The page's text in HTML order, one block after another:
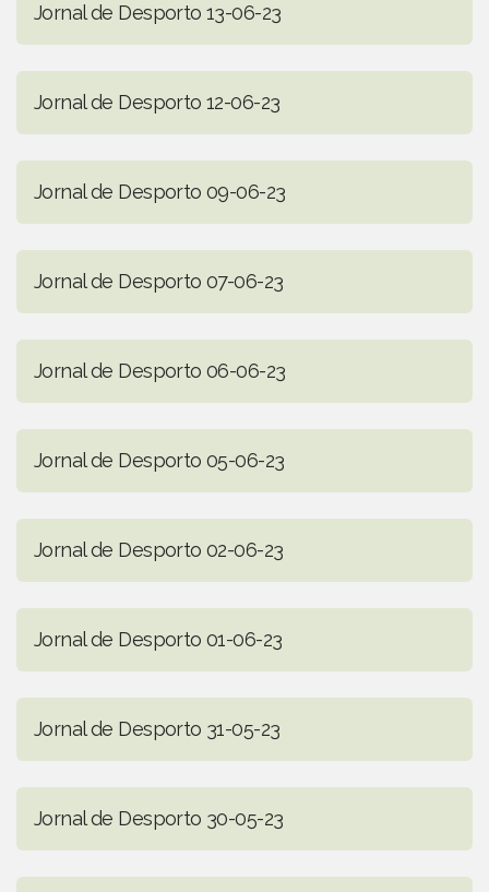
Jornal de Desporto 13-06-23
Jornal de Desporto 12-06-23
Jornal de Desporto 09-06-23
Jornal de Desporto 07-06-23
Jornal de Desporto 06-06-23
Jornal de Desporto 05-06-23
Jornal de Desporto 02-06-23
Jornal de Desporto 01-06-23
Jornal de Desporto 31-05-23
Jornal de Desporto 30-05-23